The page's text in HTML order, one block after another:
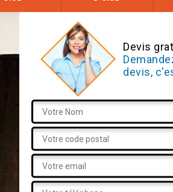
Devis
devis,